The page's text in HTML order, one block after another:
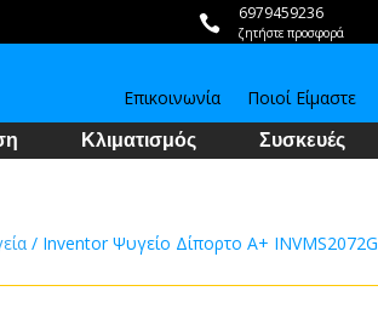
 6979459236
ζητήστε προσφορά
Επικοινωνία Ποιοί Είμαστε
Κλιματισμός Συσκευές
/ Inventor Ψυγείο Δίπορτο A+ INVMS2072G